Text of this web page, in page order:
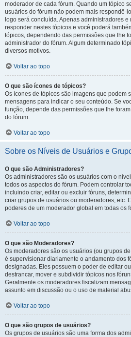
moderador de cada fórum. Quando um tópico
usuários do fórum não podem mais respondê-
logo será concluída. Apenas administradores
responder nestes tópicos e você poderá
tópicos, dependendo das permissões que lhe
administrador do fórum. Algum determinado
diversos motivos.
Voltar ao topo
O que são ícones de tópicos?
Os ícones de tópicos são imagens que podem
mensagens para indicar o seu conteúdo. Se
função, depende das permissões que lhe
do fórum.
Voltar ao topo
Sobre os Níveis de Usuários e
O que são Administradores?
Os administradores são os usuários com o
todos os aspectos do fórum. Podem controlar
incluindo criar, editar ou excluir fóruns,
criar grupos de usuários ou moderadores, etc.
poderes de um moderador global em todas os
Voltar ao topo
O que são Moderadores?
Os moderadores são os usuários (ou grupos
é supervisionar diariamente o andamento dos
designadas. Eles possuem o poder de editar
destrancar, mover e subdividir tópicos nos
Geralmente os moderadores fiscalizam
assunto em discussão ou o uso de material
Voltar ao topo
O que são grupos de usuários?
Os grupos de usuários são uma forma dos